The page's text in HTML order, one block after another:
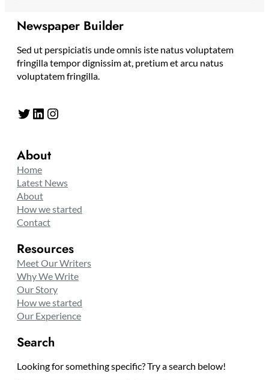
Newspaper Builder
Sed ut perspiciatis unde omnis iste natus voluptatem
fringilla tempor dignissim at, pretium et arcu natus
voluptatem fringilla.
Twitter LinkedIn Instagram
About
Home
Latest News
About
How we started
Contact
Resources
Meet Our Writers
Why We Write
Our Story
How we started
Our Experience
Search
Looking for something specific? Try a search below!